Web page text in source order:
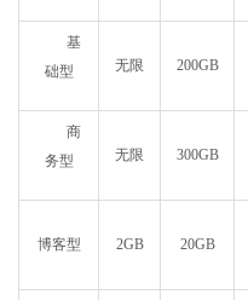
基
础型
无限 200GB
商
务型
无限 300GB
博客型 2GB 20GB